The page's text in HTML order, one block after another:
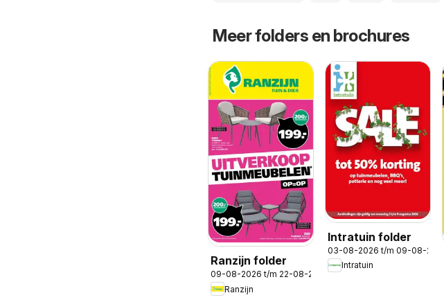
Meer folders en brochures
Ranzijn folder
09-08-2026 t/m 22-08-2026
Ranzijn
Intratuin folder
03-08-2026 t/m 09-08-2026
Intratuin